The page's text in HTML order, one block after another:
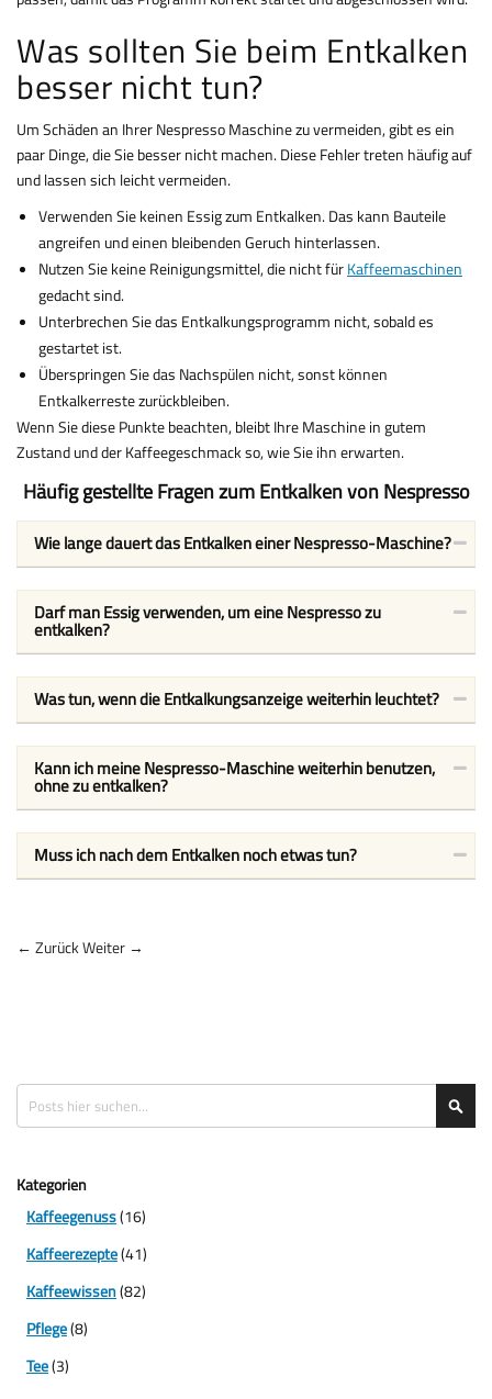
Was sollten Sie beim Entkalken
besser nicht tun?
Um Schäden an Ihrer Nespresso Maschine zu vermeiden, gibt es ein
paar Dinge, die Sie besser nicht machen. Diese Fehler treten häufig auf
und lassen sich leicht vermeiden.
Verwenden Sie keinen Essig zum Entkalken. Das kann Bauteile
angreifen und einen bleibenden Geruch hinterlassen.
Nutzen Sie keine Reinigungsmittel, die nicht fürKaffeemaschinen
gedacht sind.
Unterbrechen Sie das Entkalkungsprogramm nicht, sobald es
gestartet ist.
Überspringen Sie das Nachspülen nicht, sonst können
Entkalkerreste zurückbleiben.
Wenn Sie diese Punkte beachten, bleibt Ihre Maschine in gutem
Zustand und der Kaffeegeschmack so, wie Sie ihn erwarten.
Häufig gestellte Fragen zum Entkalken von Nespresso
Wie lange dauert das Entkalken einer Nespresso-Maschine?
Darf man Essig verwenden, um eine Nespresso zu
entkalken?
Was tun, wenn die Entkalkungsanzeige weiterhin leuchtet?
Kann ich meine Nespresso-Maschine weiterhin benutzen,
ohne zu entkalken?
Muss ich nach dem Entkalken noch etwas tun?
← ZurückWeiter →
Suche
Kategorien
Kaffeegenuss(16)
Kaffeerezepte(41)
Kaffeewissen(82)
Pflege(8)
Tee(3)